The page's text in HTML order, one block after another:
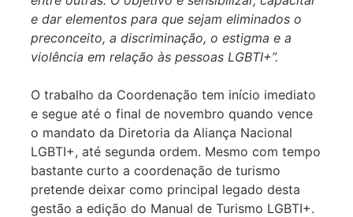
e dar elementos para que sejam eliminados o
preconceito, a discriminação, o estigma e a
violência em relação às pessoas LGBTI+”.
O trabalho da Coordenação tem início imediato
e segue até o final de novembro quando vence
o mandato da Diretoria da Aliança Nacional
LGBTI+, até segunda ordem. Mesmo com tempo
bastante curto a coordenação de turismo
pretende deixar como principal legado desta
gestão a edição do Manual de Turismo LGBTI+.